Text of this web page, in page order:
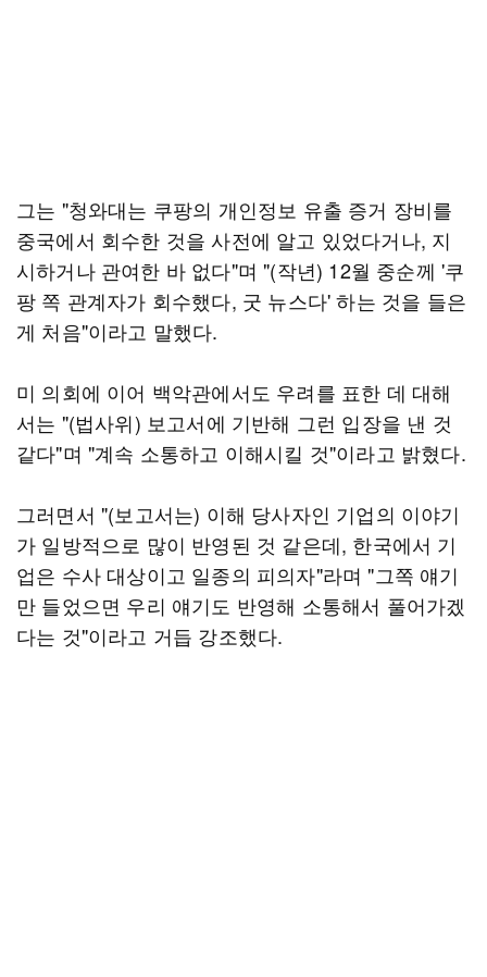
그는 "청와대는 쿠팡의 개인정보 유출 증거 장비를
중국에서 회수한 것을 사전에 알고 있었다거나, 지
시하거나 관여한 바 없다"며 "(작년) 12월 중순께 '쿠
팡 쪽 관계자가 회수했다, 굿 뉴스다' 하는 것을 들은
게 처음"이라고 말했다.
미 의회에 이어 백악관에서도 우려를 표한 데 대해
서는 "(법사위) 보고서에 기반해 그런 입장을 낸 것
같다"며 "계속 소통하고 이해시킬 것"이라고 밝혔다.
그러면서 "(보고서는) 이해 당사자인 기업의 이야기
가 일방적으로 많이 반영된 것 같은데, 한국에서 기
업은 수사 대상이고 일종의 피의자"라며 "그쪽 얘기
만 들었으면 우리 얘기도 반영해 소통해서 풀어가겠
다는 것"이라고 거듭 강조했다.